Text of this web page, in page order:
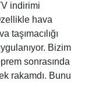
indirimi
hava
taşımacılığı
Bizim
sonrasında
rakamdı. Bunu